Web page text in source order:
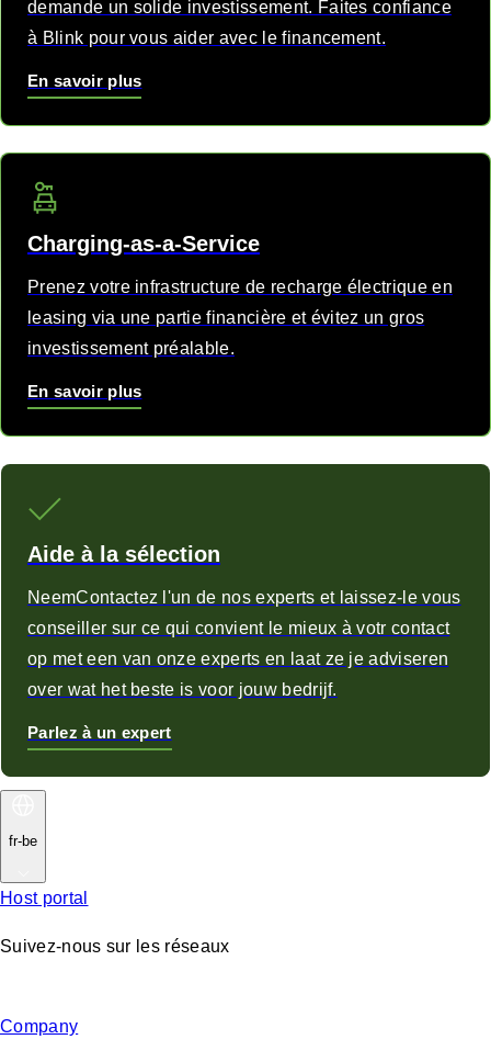
demande un solide investissement. Faites confiance
à Blink pour vous aider avec le financement.
En savoir plus
Charging-as-a-Service
Prenez votre infrastructure de recharge électrique en
leasing via une partie financière et évitez un gros
investissement préalable.
En savoir plus
Aide à la sélection
NeemContactez l'un de nos experts et laissez-le vous
conseiller sur ce qui convient le mieux à votr contact
op met een van onze experts en laat ze je adviseren
over wat het beste is voor jouw bedrijf.
Parlez à un expert
fr-be
Host portal
Suivez-nous sur les réseaux
Company